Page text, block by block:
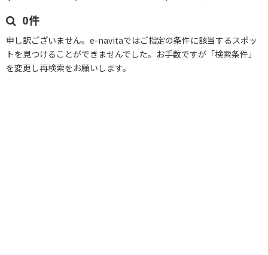
0件
申し訳ございません。e-navitaではご指定の条件に該当するスポッ
トを見つけることができませんでした。お手数ですが「検索条件」
を変更し再検索をお願いします。